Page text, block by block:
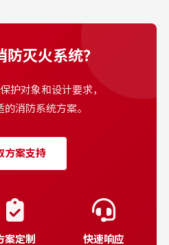
灭火系统？
护对象和设计要求，
消防系统方案。
方案支持
案定制 快速响应